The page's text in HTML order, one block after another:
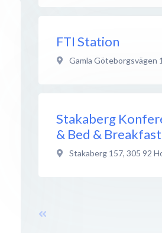
FTI Station
Gamla Göteborgsvägen
Stakaberg
& Bed &
Stakaberg 157, 305 92